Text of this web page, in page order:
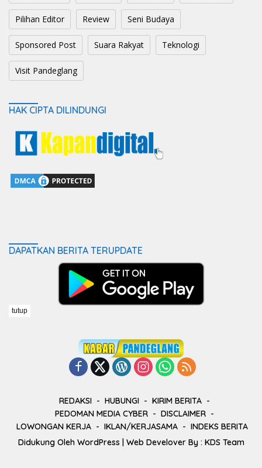
Pilihan Editor Review Seni Budaya
Sponsored Post Suara Rakyat Teknologi
Visit Pandeglang
HAK CIPTA DILINDUNGI
DAPATKAN BERITA TERUPDATE
REDAKSI HUBUNGI
KIRIM BERITA
PEDOMAN MEDIA CYBER
DISCLAIMER
LOWONGAN KERJA
IKLAN/KERJASAMA
INDEKS BERITA
Didukung Oleh WordPress | Web Develover By : KDS Team
tutup